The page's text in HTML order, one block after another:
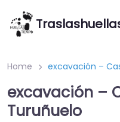
Saltar
contenido
Home excavación –
excavación –
Turuñuelo